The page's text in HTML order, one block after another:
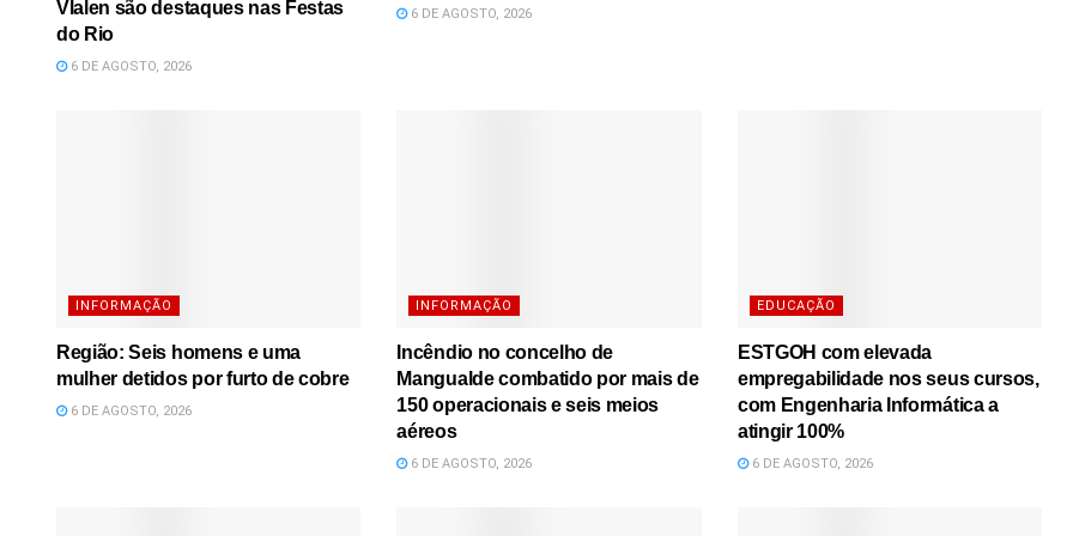
Vlalen são destaques nas Festas
do Rio
6 DE AGOSTO, 2026
6 DE AGOSTO, 2026
INFORMAÇÃO
Região: Seis homens e uma
mulher detidos por furto de cobre
6 DE AGOSTO, 2026
INFORMAÇÃO
Incêndio no concelho de
Mangualde combatido por mais de
150 operacionais e seis meios
aéreos
6 DE AGOSTO, 2026
EDUCAÇÃO
ESTGOH com elevada
empregabilidade nos seus cursos,
com Engenharia Informática a
atingir 100%
6 DE AGOSTO, 2026